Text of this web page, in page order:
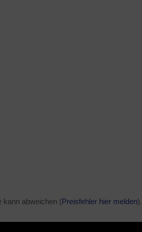
kann abweichen (Preisfehler hier melden).